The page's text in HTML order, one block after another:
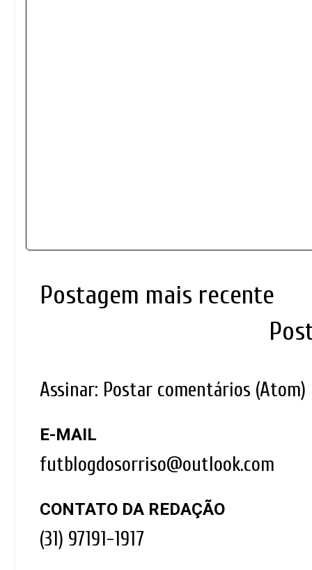
Postagem mais recente
Assinar: Postar comentários (Atom)
E-MAIL
futblogdosorriso@outlook.com
CONTATO DA REDAÇÃO
(31) 97191-1917